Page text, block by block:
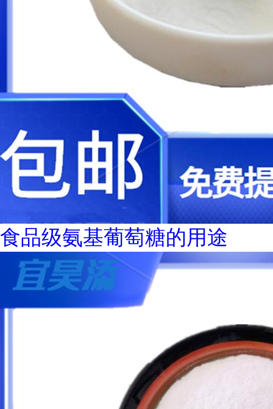
食品级氨基葡萄糖的用途